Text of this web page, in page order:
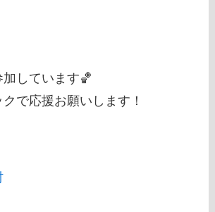
しています🏀
で応援お願いします！